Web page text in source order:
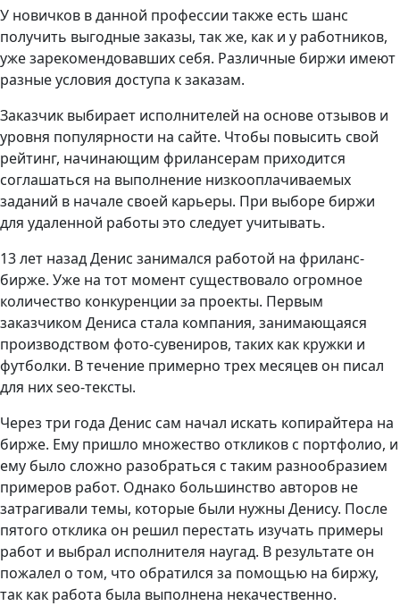
У новичков в данной профессии также есть шанс
получить выгодные заказы, так же, как и у работников,
уже зарекомендовавших себя. Различные биржи имеют
разные условия доступа к заказам.
Заказчик выбирает исполнителей на основе отзывов и
уровня популярности на сайте. Чтобы повысить свой
рейтинг, начинающим фрилансерам приходится
соглашаться на выполнение низкооплачиваемых
заданий в начале своей карьеры. При выборе биржи
для удаленной работы это следует учитывать.
13 лет назад Денис занимался работой на фриланс-
бирже. Уже на тот момент существовало огромное
количество конкуренции за проекты. Первым
заказчиком Дениса стала компания, занимающаяся
производством фото-сувениров, таких как кружки и
футболки. В течение примерно трех месяцев он писал
для них seo-тексты.
Через три года Денис сам начал искать копирайтера на
бирже. Ему пришло множество откликов с портфолио, и
ему было сложно разобраться с таким разнообразием
примеров работ. Однако большинство авторов не
затрагивали темы, которые были нужны Денису. После
пятого отклика он решил перестать изучать примеры
работ и выбрал исполнителя наугад. В результате он
пожалел о том, что обратился за помощью на биржу,
так как работа была выполнена некачественно.